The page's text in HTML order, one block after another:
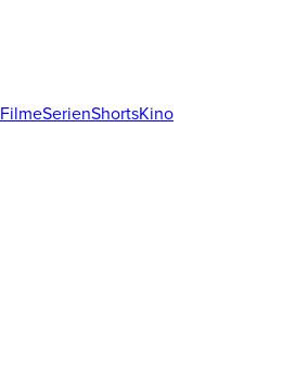
FilmeSerienShortsKino